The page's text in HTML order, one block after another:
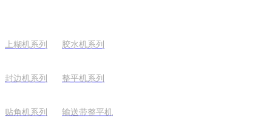
上糊机系列 胶水机系列
封边机系列 整平机系列
贴角机系列 输送带整平机